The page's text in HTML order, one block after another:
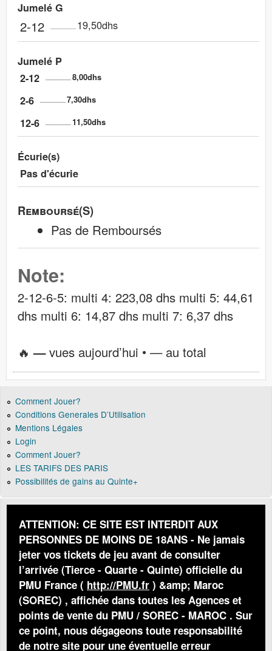
Jumelé G
2-12 19,50dhs
Jumelé P
2-12
8,00dhs
2-6 7,30dhs
12-6 11,50dhs
Écurie(s)
Pas d'écurie
Remboursé(s)
Pas de Remboursés
Note:
2-12-6-5: multi 4: 223,08 dhs multi 5: 44,61
dhs multi 6: 14,87 dhs multi 7: 6,37 dhs
🔥—vues aujourd’hui •—au total
Comment Jouer?
Conditions Generales D’Utilisation
Mentions Légales
Login
Comment Jouer?
LES TARIFS DES PARIS
Possibilités de gains au Quinte+
ATTENTION: CE SITE EST INTERDIT AUX
PERSONNES DE MOINS DE 18ANS - Ne jamais
jeter vos tickets de jeu avant de consulter
l’arrivée (Tierce - Quarte - Quinte) officielle du
PMU France ( http://PMU.fr ) &amp; Maroc
(SOREC) , affichée dans toutes les Agences et
points de vente du PMU / SOREC - MAROC . Sur
ce point, nous dégageons toute responsabilité
de notre site pour une éventuelle erreur